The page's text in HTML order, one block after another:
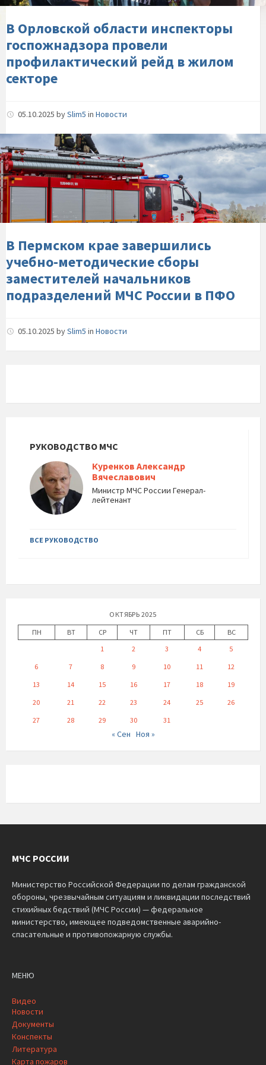
профилактический-
рейд-
жилом-
секторе
В Орловской области инспекторы
госпожнадзора провели
профилактический рейд в жилом
секторе
05.10.2025 bySlim5 in Новости
В-
Пермском-
крае-
завершились-
учебно-
методические-
сборы-
заместителей-
начальников-
подразделений-
МЧС-
России-
В Пермском крае завершились
учебно-методические сборы
заместителей начальников
подразделений МЧС России в ПФО
05.10.2025 bySlim5 in Новости
РУКОВОДСТВО МЧС
Куренков Александр
Вячеславович
Министр МЧС России Генерал-
лейтенант
ВСЕ РУКОВОДСТВО
ОКТЯБРЬ 2025
ПН
ВТ СР ЧТ ПТ СБ
ВС
1
2 3 4
5
6
7 8 9 10 11
12
13
14 15 16 17 18
19
20
21 22 23 24 25
26
27
28 29 30 31
« Сен Ноя »
МЧС РОССИИ
Министерство Российской Федерации по делам гражданской
обороны, чрезвычайным ситуациям и ликвидации последствий
стихийных бедствий (МЧС России) — федеральное
министерство, имеющее подведомственные аварийно-
спасательные и противопожарную службы.
МЕНЮ
Видео
Новости
Документы
Конспекты
Литература
Карта пожаров